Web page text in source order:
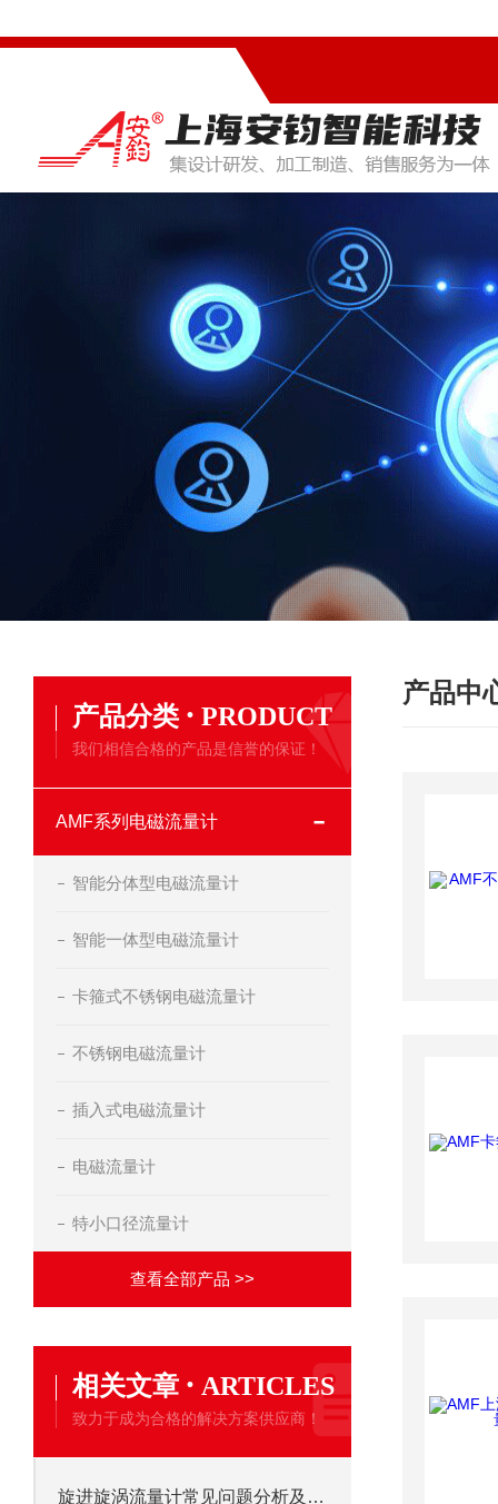
产品分类 · PRODUCT
我们相信合格的产品是信誉的保证！
AMF系列电磁流量计
智能分体型电磁流量计
智能一体型电磁流量计
卡箍式不锈钢电磁流量计
不锈钢电磁流量计
插入式电磁流量计
电磁流量计
特小口径流量计
查看全部产品 >>
相关文章 · ARTICLES
致力于成为合格的解决方案供应商！
旋进旋涡流量计常见问题分析及解决方法
产品中